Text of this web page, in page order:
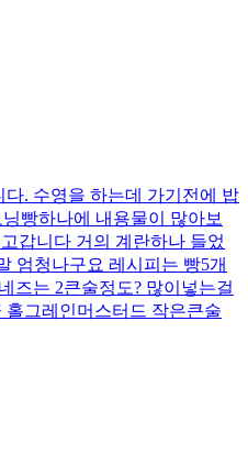
. 수영을 하는데 가기전에 밥
빵하나에 내용물이 많아보
갑니다 거의 계란하나 들었
엄청나구요 레시피는 빵5개
즈는 2큰술정도? 많이넣는걸
그레인머스터드 작은큰술